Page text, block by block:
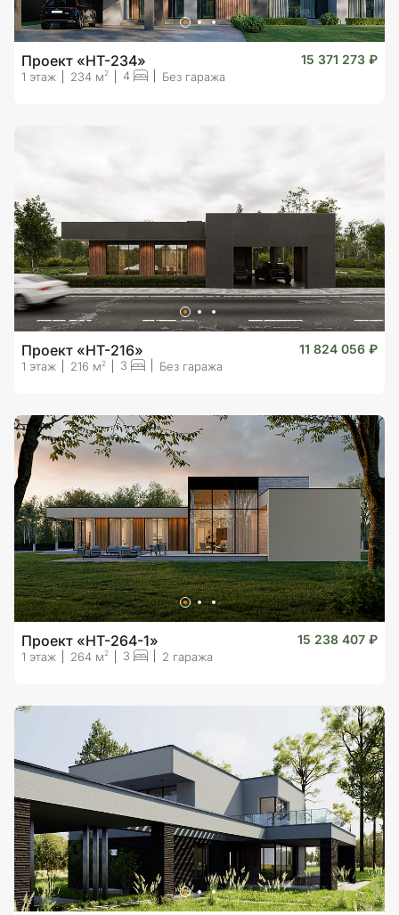
Проект «HT-234» 15 371 273 ₽
1 этаж 234 м2 4 Без гаража
Проект «HT-216» 11 824 056 ₽
1 этаж 216 м 2 3 Без гаража
Проект «HT-264-1» 15 238 407 ₽
1 этаж 264 м2 3 2 гаража